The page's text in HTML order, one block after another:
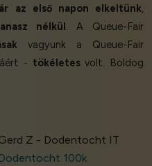
az első napon elkeltünk,
nélkül. A Queue-Fair
vagyunk a Queue-Fair
- tökéletesvolt. Boldog
Z - Dodentocht IT
Dodentocht 100k